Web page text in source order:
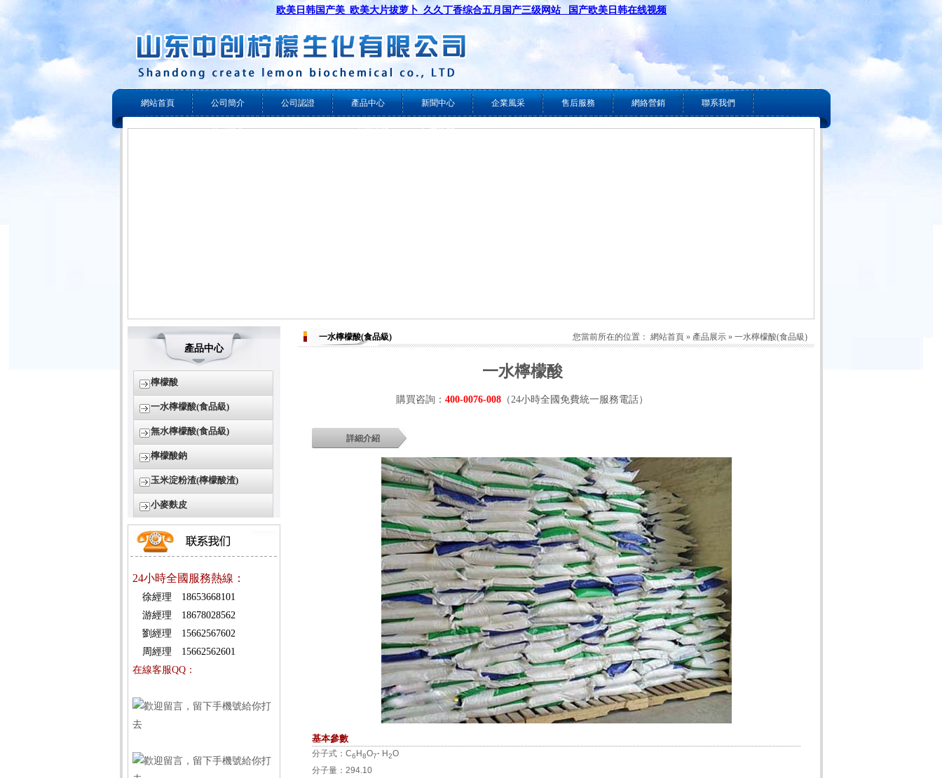
欧美日韩国产美_欧美大片拔萝卜_久久丁香综合五月国产三级网站 _国产欧美日韩在线视频
網站首頁 公司簡介
公司簡介
公司認證 產品中心
一水檸檬酸
新聞中心
行業新聞
企業風采 售后服務 網絡營銷 聯系我們
產品中心
檸檬酸
一水檸檬酸(食品級)
無水檸檬酸(食品級)
檸檬酸鈉
玉米淀粉渣(檸檬酸渣)
小麥麩皮
24小時全國服務熱線：
徐經理 18653668101
游經理 18678028562
劉經理 15662567602
周經理 15662562601
在線客服QQ：
一水檸檬酸(食品級) 您當前所在的位置： 網站首頁 » 產品展示 » 一水檸檬酸(食品級)
一水檸檬酸
購買咨詢： 400-0076-008 （24小時全國免費統一服務電話）
詳細介紹
基本參數
分子式：C6 H8O7· H2O
分子量：294.10